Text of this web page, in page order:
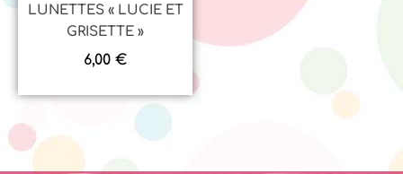
LUNETTES « LUCIE ET
GRISETTE »
6,00 €